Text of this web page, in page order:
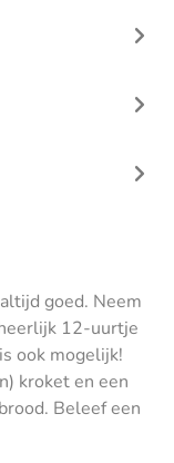
goed. Neem
12-uurtje
ook mogelijk!
kroket en een
Beleef een